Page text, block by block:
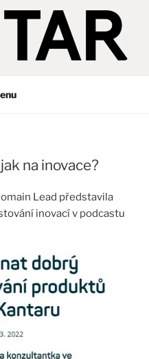
na inovace?
Lead představila
inovací v podcastu